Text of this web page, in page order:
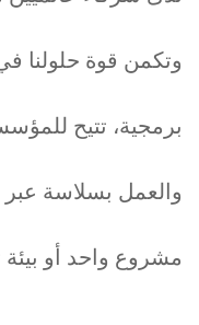
وتكمن قوة حلولنا
برمجية، تتيح
والعمل بسلاسة
مشروع واحد أو